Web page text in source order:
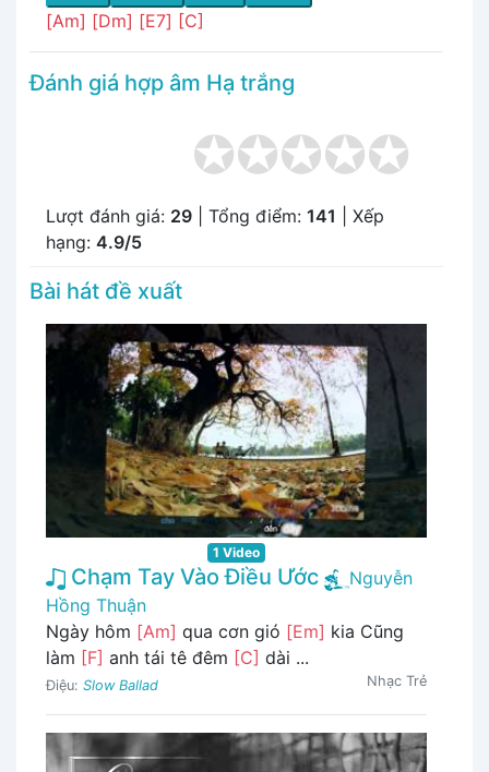
[Am] [Dm] [E7] [C]
Đánh giá hợp âm Hạ trắng
Lượt đánh giá: 29 | Tổng điểm: 141 | Xếp
hạng: 4.9/5
Bài hát đề xuất
1 Video
Chạm Tay Vào Điều Ước
Nguyễn
Hồng Thuận
Ngày hôm [Am] qua cơn gió [Em] kia Cũng
làm [F] anh tái tê đêm [C] dài ...
Điệu: Slow Ballad Nhạc Trẻ